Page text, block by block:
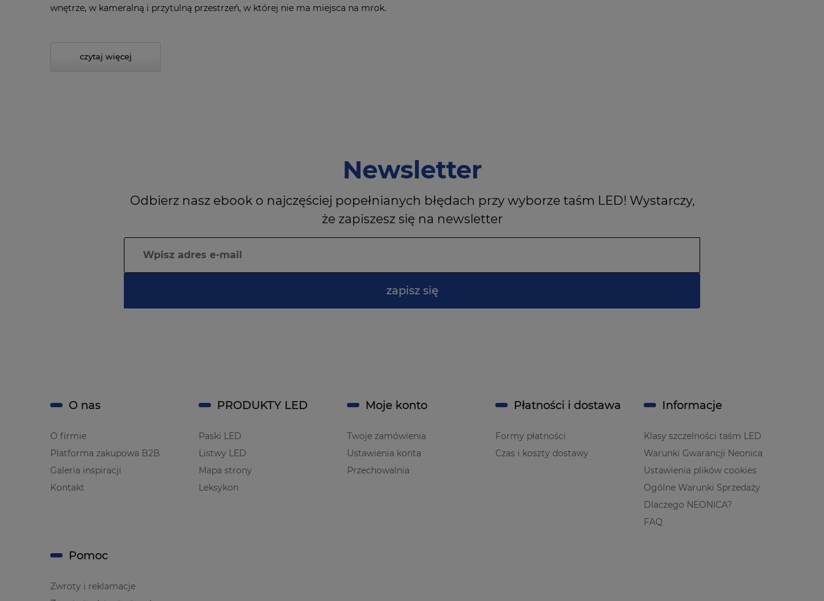
wnętrze, w kameralną i przytulną przestrzeń, w której nie ma miejsca na mrok.
czytaj więcej
Newsletter
Odbierz nasz ebook o najczęściej popełnianych błędach przy wyborze taśm LED! Wystarczy,
że zapiszesz się na newsletter
zapisz się
O nas
O firmie
Platforma zakupowa B2B
Galeria inspiracji
Kontakt
PRODUKTY LED
Paski LED
Listwy LED
Mapa strony
Leksykon
Moje konto
Twoje zamówienia
Ustawienia konta
Przechowalnia
Płatności i dostawa
Formy płatności
Czas i koszty dostawy
Informacje
Klasy szczelności taśm LED
Warunki Gwarancji Neonica
Ustawienia plików cookies
Ogólne Warunki Sprzedaży
Dlaczego NEONICA?
FAQ
Pomoc
Zwroty i reklamacje